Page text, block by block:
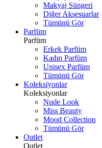
Makyaj Süngeri
Diğer Aksesuarlar
Tümünü Gör
Parfüm
Parfüm
Erkek Parfüm
Kadın Parfüm
Unisex Parfüm
Tümünü Gör
Koleksiyonlar
Koleksiyonlar
Nude Look
Miss Beauty
Mood Collection
Tümünü Gör
Outlet
Outlet